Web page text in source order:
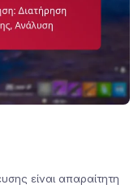
είναι απαραίτητη